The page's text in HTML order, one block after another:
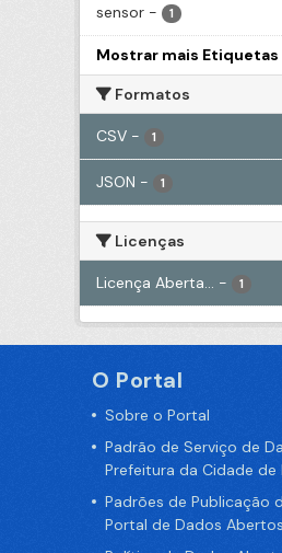
sensor - 1
Mostrar mais Etiquetas
Formatos
CSV - 1
JSON - 1
Licenças
Licença Aberta... - 1
O Portal
Sobre o Portal
Padrão de Serviço de
Prefeitura da Cidade de
Padrões de Publicação
Portal de Dados